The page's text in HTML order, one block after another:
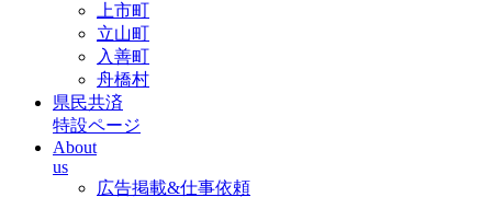
上市町
立山町
入善町
舟橋村
県民共済
特設ページ
About
us
広告掲載&仕事依頼